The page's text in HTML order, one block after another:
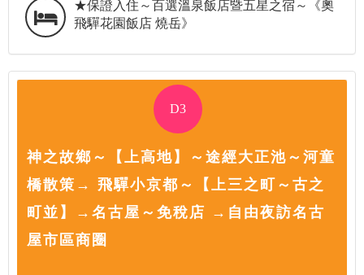
★保證入住～百選溫泉飯店暨五星之宿～《奧
飛驒花園飯店 燒岳》
D3
神之故鄉～【上高地】～途經大正池～河童
橋散策→ 飛驒小京都～【上三之町～古之
町並】→名古屋～免稅店 →自由夜訪名古
屋市區商圈